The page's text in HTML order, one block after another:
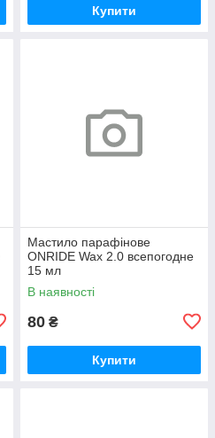
Купити
Мастило парафінове
ONRIDE Wax 2.0 всепогодне
15 мл
В наявності
80 ₴
Купити